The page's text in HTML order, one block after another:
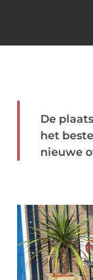
De
het
nieuwe